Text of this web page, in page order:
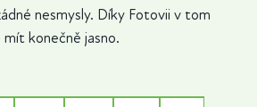
nesmysly. Díky Fotovii v tom
konečně jasno.